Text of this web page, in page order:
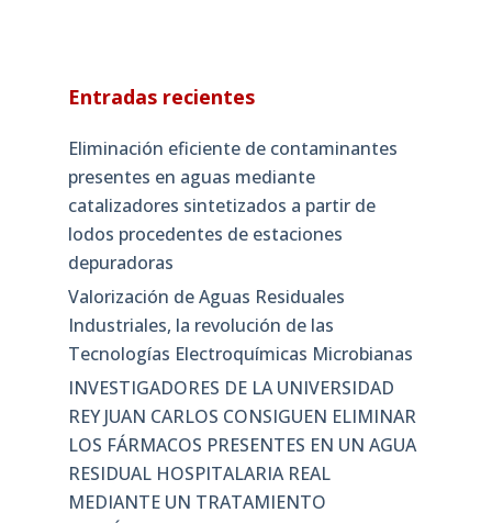
Entradas recientes
Eliminación eficiente de contaminantes
presentes en aguas mediante
catalizadores sintetizados a partir de
lodos procedentes de estaciones
depuradoras
Valorización de Aguas Residuales
Industriales, la revolución de las
Tecnologías Electroquímicas Microbianas
INVESTIGADORES DE LA UNIVERSIDAD
REY JUAN CARLOS CONSIGUEN ELIMINAR
LOS FÁRMACOS PRESENTES EN UN AGUA
RESIDUAL HOSPITALARIA REAL
MEDIANTE UN TRATAMIENTO